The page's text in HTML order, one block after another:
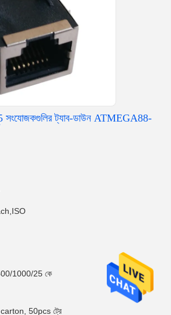
সংযোজকগুলির ট্যাব-ডাউন ATMEGA88-
500/1000/25 কে
carton, 50pcs ট্রে